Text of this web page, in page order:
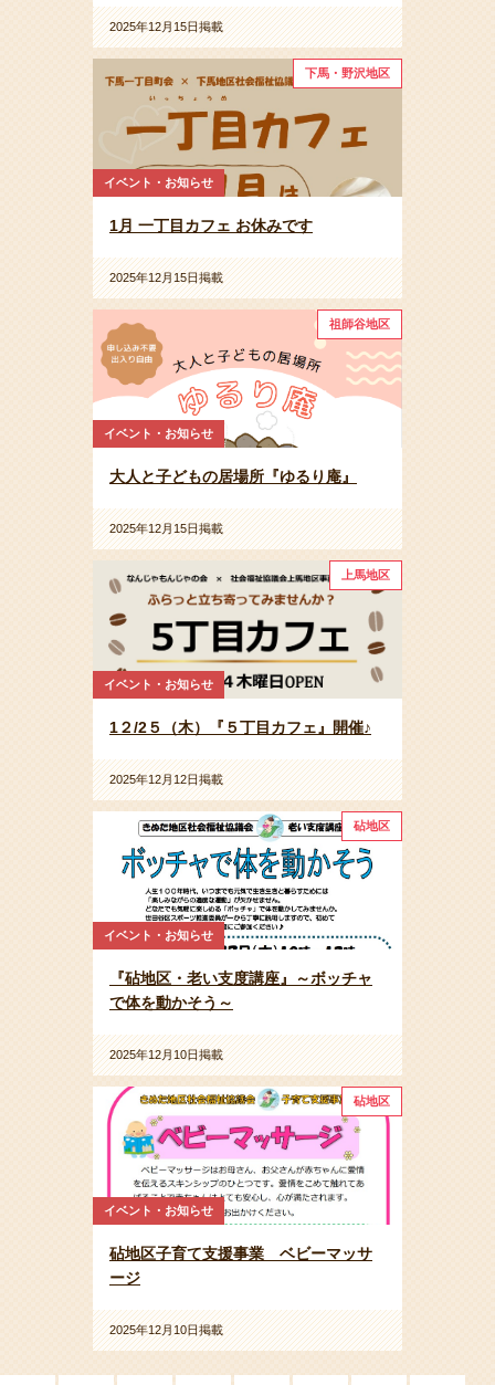
2025年12月15日掲載
下馬・野沢地区
イベント・お知らせ
1月 一丁目カフェ お休みです
2025年12月15日掲載
祖師谷地区
イベント・お知らせ
大人と子どもの居場所『ゆるり庵』
2025年12月15日掲載
上馬地区
イベント・お知らせ
1２/2５（木）『５丁目カフェ』開催♪
2025年12月12日掲載
砧地区
イベント・お知らせ
『砧地区・老い支度講座』～ボッチャ
で体を動かそう～
2025年12月10日掲載
砧地区
イベント・お知らせ
砧地区子育て支援事業 ベビーマッサ
ージ
2025年12月10日掲載